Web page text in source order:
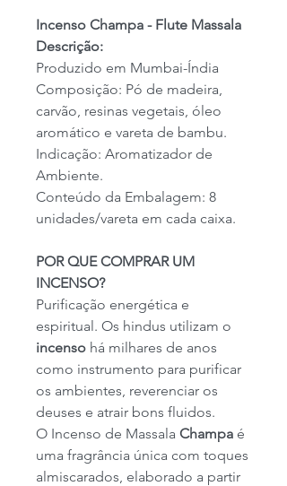
Incenso Champa - Flute Massala
Descrição:
Produzido em Mumbai-Índia
Composição: Pó de madeira,
carvão, resinas vegetais, óleo
aromático e vareta de bambu.
Indicação: Aromatizador de
Ambiente.
Conteúdo da Embalagem: 8
unidades/vareta em cada caixa.
POR QUE COMPRAR UM
INCENSO?
Purificação energética e
espiritual. Os hindus utilizam o
incenso há milhares de anos
como instrumento para purificar
os ambientes, reverenciar os
deuses e atrair bons fluidos.
O Incenso de Massala Champa é
uma fragrância única com toques
almiscarados, elaborado a partir